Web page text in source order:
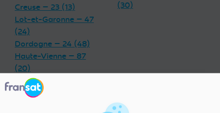
Creuse — 23 (13)
Lot-et-Garonne — 47
(24)
Dordogne — 24 (48)
Haute-Vienne — 87
(20)
Charente — 16 (32)
Landes — 40 (33)
(30)